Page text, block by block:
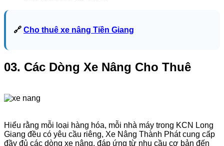
🔗 Cho thuê xe nâng Tiền Giang
03. Các Dòng Xe Nâng Cho Thuê
Hiểu rằng mỗi loại hàng hóa, mỗi nhà máy trong KCN Long
Giang đều có yêu cầu riêng, Xe Nâng Thành Phát cung cấp
đầy đủ các dòng xe nâng, đáp ứng từ nhu cầu cơ bản đến